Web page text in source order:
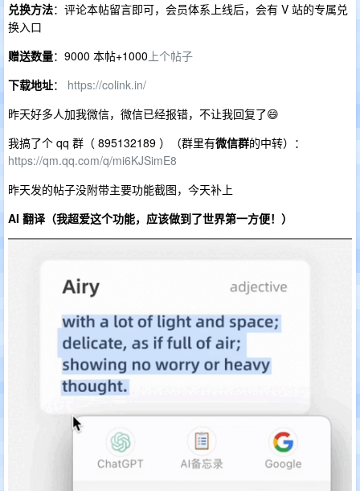
兑换方法：评论本帖留言即可，会员体系上线后，会有 V 站的专属兑
换入口
赠送数量：9000 本帖+1000 上个帖子
下载地址： https://colink.in/
昨天好多人加我微信，微信已经报错，不让我回复了😄
我搞了个 qq 群（ 895132189 ）（群里有微信群的中转）：
https://qm.qq.com/q/mi6KJSimE8
昨天发的帖子没附带主要功能截图，今天补上
AI 翻译（我超爱这个功能，应该做到了世界第一方便！）